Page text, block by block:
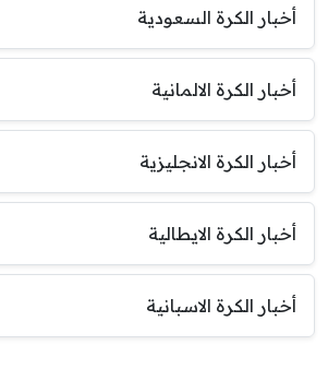
برشلونة
7:00 م
مباراة ودية
أخبار الكرة السعودية
أخبار الكرة الالمانية
أخبار الكرة الانجليزية
أخبار الكرة الايطالية
أخبار الكرة الاسبانية